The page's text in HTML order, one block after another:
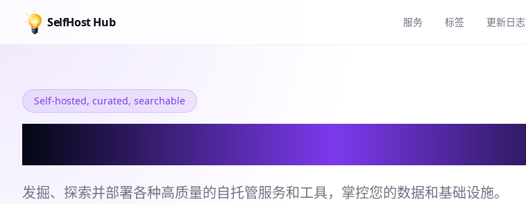
SelfHost Hub 服务 标签 更新日志
Self-hosted, curated, searchable
发掘、探索并部署各种高质量的自托管服务和工具，掌控您的数据和基础设施。